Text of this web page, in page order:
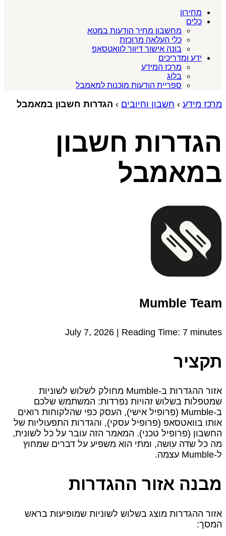
מחירון
כלים
מחשבון מחיר הודעות במטא
כלי העלאה מרוכזת
בונה אישור דיוור לוואטסאפ
ידע ומדריכים
מרכז המידע
בלוג
ספריית הודעות מוכנות למאמבל
מרכז מידע › חשבון וחיובים › הגדרות חשבון במאמבל
הגדרות חשבון
במאמבל
Mumble Team
July 7, 2026 | Reading Time: 7 minutes
תקציר
אזור ההגדרות ב‑Mumble מחולק לשלוש לשוניות
שמטפלות בשלוש זהויות נפרדות: המשתמש שלכם
ב‑Mumble (פרופיל אישי), העסק כפי שהלקוחות רואים
אותו בוואטסאפ (פרופיל עסקי), והגדרות התפעוליות של
החשבון (פרופיל טכני). המאמר הזה עובר על כל לשונית,
מה כל שדה עושה, ומתי הוא משפיע על דברים שמחוץ
ל‑Mumble עצמה.
מבנה אזור ההגדרות
אזור ההגדרות מוצג בשלוש לשוניות שמופיעות בראש
המסך: